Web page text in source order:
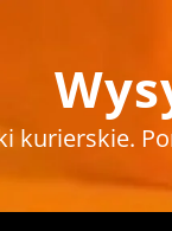
kurierskie.